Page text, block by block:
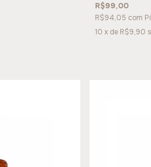
R$99,00
R$94,05 com
10 x de R$9,90